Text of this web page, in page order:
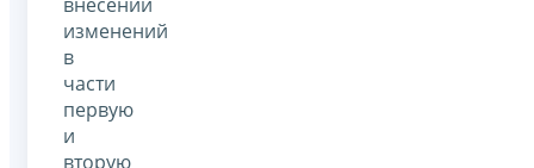
изменений
в
части
первую
и
вторую